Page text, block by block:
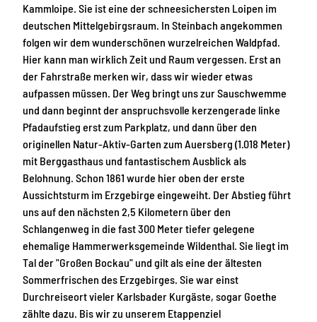
Kammloipe. Sie ist eine der schneesichersten Loipen im
deutschen Mittelgebirgsraum. In Steinbach angekommen
folgen wir dem wunderschönen wurzelreichen Waldpfad.
Hier kann man wirklich Zeit und Raum vergessen. Erst an
der Fahrstraße merken wir, dass wir wieder etwas
aufpassen müssen. Der Weg bringt uns zur Sauschwemme
und dann beginnt der anspruchsvolle kerzengerade linke
Pfadaufstieg erst zum Parkplatz, und dann über den
originellen Natur-Aktiv-Garten zum Auersberg (1.018 Meter)
mit Berggasthaus und fantastischem Ausblick als
Belohnung. Schon 1861 wurde hier oben der erste
Aussichtsturm im Erzgebirge eingeweiht. Der Abstieg führt
uns auf den nächsten 2,5 Kilometern über den
Schlangenweg in die fast 300 Meter tiefer gelegene
ehemalige Hammerwerksgemeinde Wildenthal. Sie liegt im
Tal der "Großen Bockau" und gilt als eine der ältesten
Sommerfrischen des Erzgebirges. Sie war einst
Durchreiseort vieler Karlsbader Kurgäste, sogar Goethe
zählte dazu. Bis wir zu unserem Etappenziel